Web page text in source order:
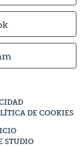
DE COOKIES
STUDIO